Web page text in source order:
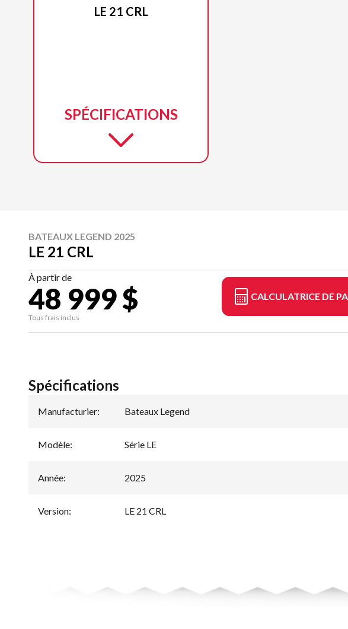
LE 21 CRL
SPÉCIFICATIONS
BATEAUX LEGEND 2025
LE 21 CRL
À partir de
48 999 $
Tous frais inclus
CALCULATRICE DE
Spécifications
Manufacturier: Bateaux Legend
Modèle: Série LE
Année: 2025
Version: LE 21 CRL